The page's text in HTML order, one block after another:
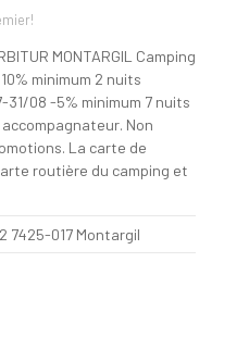
MONTARGIL Camping
minimum 2 nuits
08 -5% minimum 7 nuits
Non
La carte de
routière du camping et
7425-017 Montargil